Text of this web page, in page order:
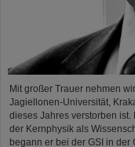
Mit großer Trauer nehmen
Jagiellonen-Universität,
dieses Jahres verstorben
der Kernphysik als
begann er bei der GSI in der